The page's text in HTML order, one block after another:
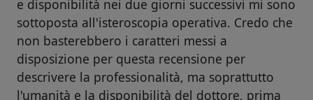
e disponibilità nei due giorni successivi mi sono
sottoposta all'isteroscopia operativa. Credo che
non basterebbero i caratteri messi a
disposizione per questa recensione per
descrivere la professionalità, ma soprattutto
l'umanità e la disponibilità del dottore, prima